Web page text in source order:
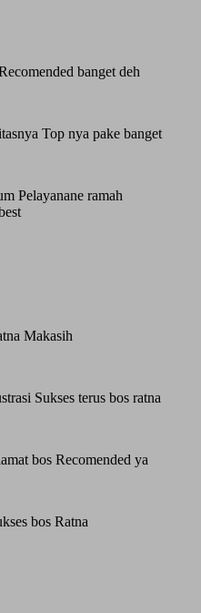
banget deh
Top nya pake banget
Pelayanane ramah
Makasih
Sukses terus bos ratna
bos Recomended ya
bos Ratna